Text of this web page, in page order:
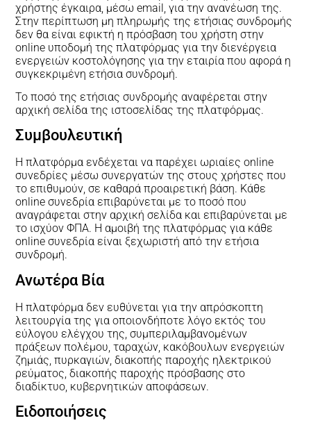
χρήστης έγκαιρα, μέσω email, για την ανανέωση της.
Στην περίπτωση μη πληρωμής της ετήσιας συνδρομής
δεν θα είναι εφικτή η πρόσβαση του χρήστη στην
online υποδομή της πλατφόρμας για την διενέργεια
ενεργειών κοστολόγησης για την εταιρία που αφορά η
συγκεκριμένη ετήσια συνδρομή.
Το ποσό της ετήσιας συνδρομής αναφέρεται στην
αρχική σελίδα της ιστοσελίδας της πλατφόρμας.
Συμβουλευτική
Η πλατφόρμα ενδέχεται να παρέχει ωριαίες online
συνεδρίες μέσω συνεργατών της στους χρήστες που
το επιθυμούν, σε καθαρά προαιρετική βάση. Κάθε
online συνεδρία επιβαρύνεται με το ποσό που
αναγράφεται στην αρχική σελίδα και επιβαρύνεται με
το ισχύον ΦΠΑ. Η αμοιβή της πλατφόρμας για κάθε
online συνεδρία είναι ξεχωριστή από την ετήσια
συνδρομή.
Ανωτέρα Βία
Η πλατφόρμα δεν ευθύνεται για την απρόσκοπτη
λειτουργία της για οποιονδήποτε λόγο εκτός του
εύλογου ελέγχου της, συμπεριλαμβανομένων
πράξεων πολέμου, ταραχών, κακόβουλων ενεργειών
ζημιάς, πυρκαγιών, διακοπής παροχής ηλεκτρικού
ρεύματος, διακοπής παροχής πρόσβασης στο
διαδίκτυο, κυβερνητικών αποφάσεων.
Ειδοποιήσεις